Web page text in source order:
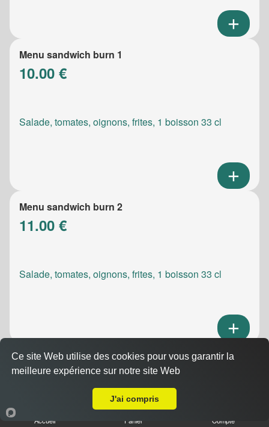
Menu sandwich burn 1
10.00 €
Salade, tomates, oignons, frites, 1 boisson 33 cl
Menu sandwich burn 2
11.00 €
Salade, tomates, oignons, frites, 1 boisson 33 cl
Menu sandwich meatic
10.50 €
Accueil Panier Compte
Ce site Web utilise des cookies pour vous garantir la
meilleure expérience sur notre site Web
J'ai compris